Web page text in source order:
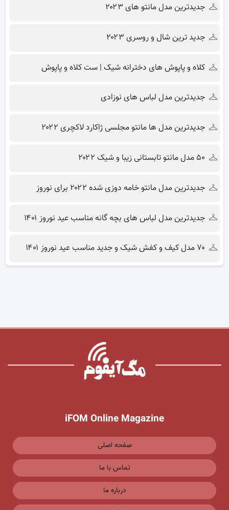
جدیدترین مدل مانتو های ۲۰۲۳
جدید ترین شال و روسری ۲۰۲۳
کلاه و پاپوش های دخترانه شیک | ست کلاه و پاپوش
جدیدترین مدل لباس های نوزادی
جدیدترین مدل ها مانتو مجلسی ژاکارد لاکچری ۲۰۲۲
۵۰ مدل مانتو تابستانی زیبا و شیک ۲۰۲۲
جدیدترین مدل مانتو خامه دوزی شده ۲۰۲۲ برای نوروز
جدیدترین مدل لباس های بچه گانه مناسب عید نوروز ۱۴۰۱
۷۰ مدل کیف و کفش شیک و جدید مناسب عید نوروز ۱۴۰۱
iFOM Online Magazine
صفحه اصلی
تماس با ما
درباره ما